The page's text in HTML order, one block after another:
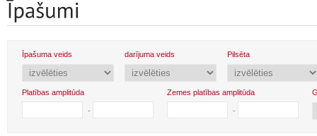
Īpašuma veids darījuma veids Pilsēta
Platības amplitūda
-
Zemes platības amplitūda
-